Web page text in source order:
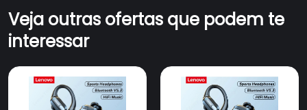
Veja outras ofertas que podem te
interessar